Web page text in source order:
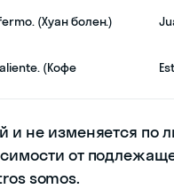
(Хуан болен.)
(Кофе
и не изменяется по
от
somos.